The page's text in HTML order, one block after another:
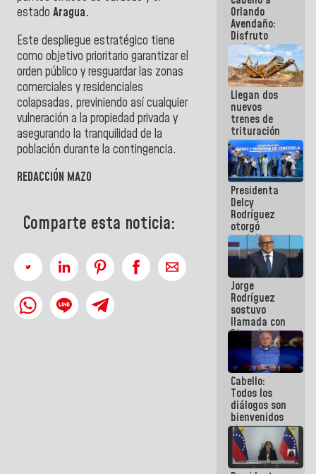
estado Aragua.
Este despliegue estratégico tiene
como objetivo prioritario garantizar el
orden público y resguardar las zonas
comerciales y residenciales
colapsadas, previniendo así cualquier
vulneración a la propiedad privada y
asegurando la tranquilidad de la
población durante la contingencia.
REDACCIÓN MAZO
Comparte esta noticia:
Orlando
Avendaño:
Disfruto
cada vez
que escribes
porque lo
que haces
es
embarrarla
Llegan dos
nuevos
trenes de
trituración
para
optimizar
manejo de
escombros
en La Guaira
Presidenta
Delcy
Rodríguez
otorgó
medalla
"Héroe de
Venezuela"
a servidores
públicos
Jorge
Rodríguez
sostuvo
llamada con
Dinorah
Figuera y
acuerdan
primer
encuentro
presencial
para el
diálogo
Cabello:
Todos los
diálogos son
bienvenidos
siempre que
estén en el
marco de la
Constitución